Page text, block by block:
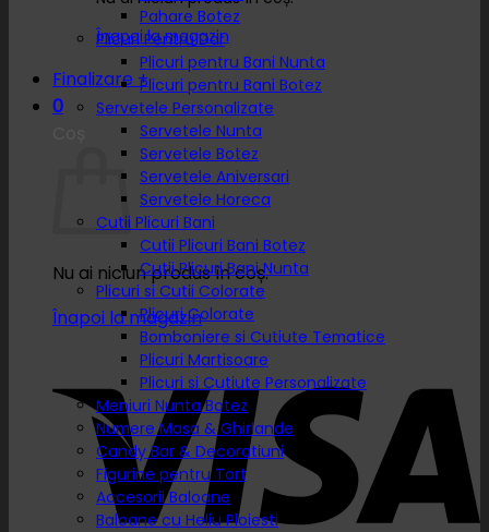
Înapoi la magazin
Finalizare +
0
Nu ai niciun produs în coș.
Înapoi la magazin
Pahare Botez
Plicuri Pentru Dar
Plicuri pentru Bani Nunta
Plicuri pentru Bani Botez
Servetele Personalizate
Servetele Nunta
Servetele Botez
Servetele Aniversari
Servetele Horeca
Cutii Plicuri Bani
Cutii Plicuri Bani Botez
Cutii Plicuri Bani Nunta
Plicuri si Cutii Colorate
Plicuri Colorate
Bomboniere si Cutiute Tematice
Plicuri Martisoare
Plicuri si Cutiute Personalizate
Meniuri Nunta Botez
Numere Masa & Ghirlande
Candy Bar & Decoratiuni
Figurine pentru Tort
Accesorii Baloane
Baloane cu Heliu Ploiesti